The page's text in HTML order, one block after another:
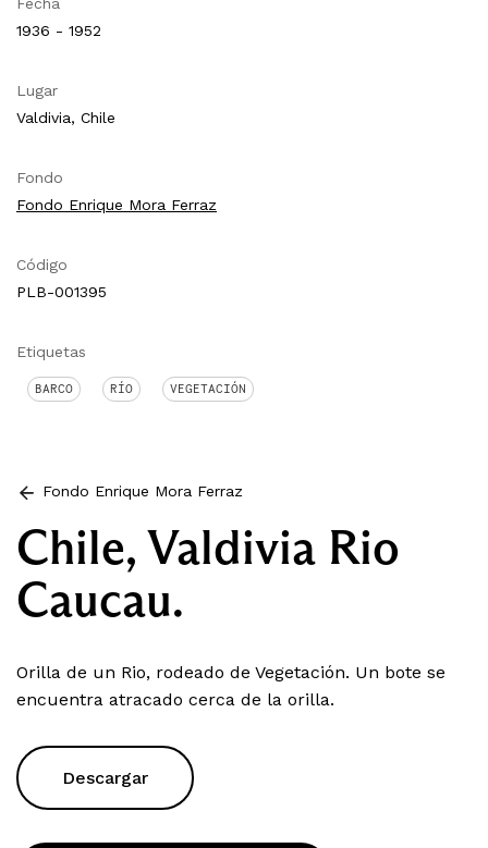
1936 - 1952
Lugar
Valdivia, Chile
Fondo
Fondo Enrique Mora Ferraz
Código
PLB-001395
Etiquetas
BARCO RÍO VEGETACIÓN
Fondo Enrique Mora Ferraz
Chile, Valdivia Rio
Caucau.
Orilla de un Rio, rodeado de Vegetación. Un bote se
encuentra atracado cerca de la orilla.
Descargar